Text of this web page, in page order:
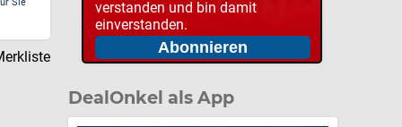
verstanden und bin damit
einverstanden.
DealOnkel als App